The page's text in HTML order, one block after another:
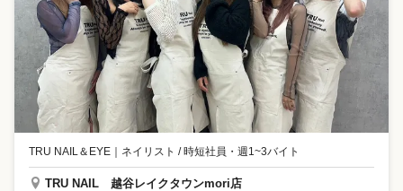
TRU NAIL＆EYE ｜ ネイリスト / 時短社員・週1~3バイト
TRU NAIL 越谷レイクタウンmori店